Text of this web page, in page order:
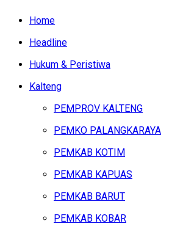
Home
Headline
Hukum & Peristiwa
Kalteng
PEMPROV KALTENG
PEMKO PALANGKARAYA
PEMKAB KOTIM
PEMKAB KAPUAS
PEMKAB BARUT
PEMKAB KOBAR